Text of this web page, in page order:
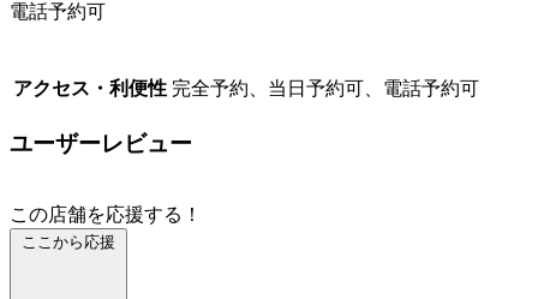
電話予約可
アクセス・利便性 完全予約、当日予約可、電話予約可
ユーザーレビュー
この店舗を応援する！
ここから応援